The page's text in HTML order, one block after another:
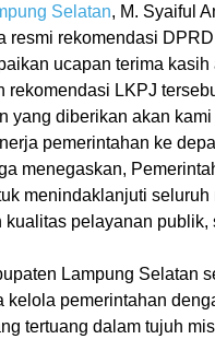
Selatan, M. Syaiful
resmi rekomendasi
ucapan terima
rekomendasi LKPJ
yang diberikan akan
pemerintahan ke
menegaskan,
menindaklanjuti
kualitas pelayanan
Lampung Selatan
kelola pemerintahan
tertuang dalam tujuh